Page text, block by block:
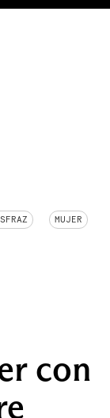
MUJER
con